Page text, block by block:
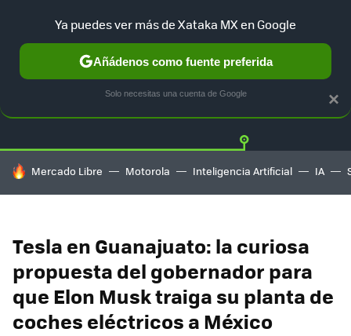
TESLA UBER AUTO ELECTRICO Twitter
HOY SE HABLA DE
Mercado Libre Motorola Inteligencia Artificial IA
Tesla en Guanajuato: la curiosa
propuesta del gobernador para
que Elon Musk traiga su planta de
coches eléctricos a México
×
Ya puedes ver más de Xataka MX en Google
Añádenos como fuente preferida
Solo necesitas una cuenta de Google